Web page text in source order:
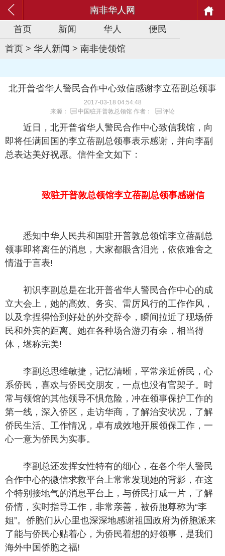
南非华人网
首页
新闻 华人
便民
首页 > 华人新闻 > 南非使领馆
北开普省华人警民合作中心致信感谢李立蓓副总领事
2017-03-18 04:54:48
来源：
中国驻开普敦总领馆 作者： 评论
近日，北开普省华人警民合作中心致信我馆，向
即将任满回国的李立蓓副总领事表示感谢，并向李副
总表达美好祝愿。信件全文如下：
致驻开普敦总领馆李立蓓副总领事感谢信
悉知中华人民共和国驻开普敦总领馆李立蓓副总
领事即将离任的消息，大家都眼含泪光，依依难舍之
情溢于言表!
初识李副总是在北开普省华人警民合作中心的成
立大会上，她的高效、务实、雷厉风行的工作作风，
以及拿捏得恰到好处的外交辞令，瞬间拉近了现场侨
民和外宾的距离。她在各种场合游刃有余，相当得
体，堪称完美!
李副总思维敏捷，记忆清晰，平常亲近侨民，心
系侨民，喜欢与侨民交朋友，一点也没有官架子。时
常与领馆的其他领导不惧危险，冲在领事保护工作的
第一线，深入侨区，走访华商，了解治安状况，了解
侨民生活、工作情况，卓有成效地开展领保工作，一
心一意为侨民为实事。
李副总还发挥女性特有的细心，在各个华人警民
合作中心的微信求救平台上常常发现她的背影，在这
个特别接地气的消息平台上，与侨民打成一片，了解
侨情，实时指导工作，非常亲善，被侨胞尊称为“李
姐”。侨胞们从心里也深深地感谢祖国政府为侨胞派来
了能与侨民心贴着心，为侨民着想的好领事，是我们
海外中国侨胞之福!